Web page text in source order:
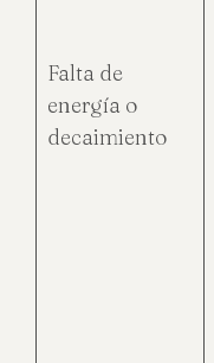
Falta de
energía o
decaimiento